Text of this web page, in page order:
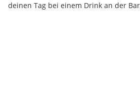
deinen Tag bei einem Drink an der